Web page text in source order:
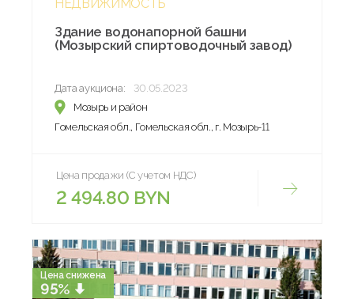
НЕДВИЖИМОСТЬ
Здание водонапорной башни
(Мозырский спиртоводочный завод)
Дата аукциона:
30.05.2023
Мозырь и район
Гомельская обл., Гомельская обл., г. Мозырь-11
Цена продажи (С учетом НДС)
2 494.80 BYN
Цена снижена
95%